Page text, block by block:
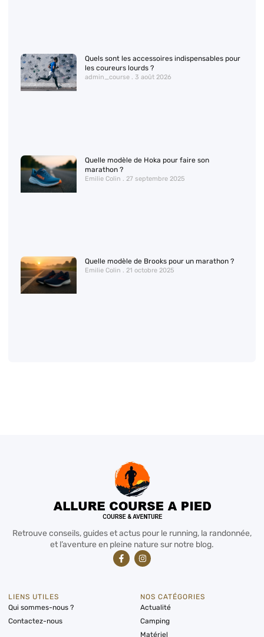
Quels sont les accessoires indispensables pour
les coureurs lourds ?
admin_course 3 août 2026
Quelle modèle de Hoka pour faire son
marathon ?
Emilie Colin 27 septembre 2025
Quelle modèle de Brooks pour un marathon ?
Emilie Colin 21 octobre 2025
Retrouve conseils, guides et actus pour le running, la randonnée,
et l’aventure en pleine nature sur notre blog.
LIENS UTILES
Qui sommes-nous ?
Contactez-nous
NOS CATÉGORIES
Actualité
Camping
Matériel